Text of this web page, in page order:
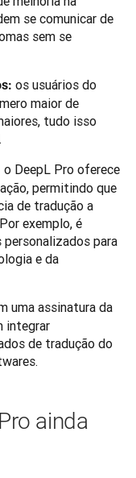
se comunicar de
sem se
os usuários do
maior de
tudo isso
o DeepL Pro oferece
permitindo que
de tradução a
exemplo, é
para
e da
uma assinatura da
integrar
de tradução do
ainda